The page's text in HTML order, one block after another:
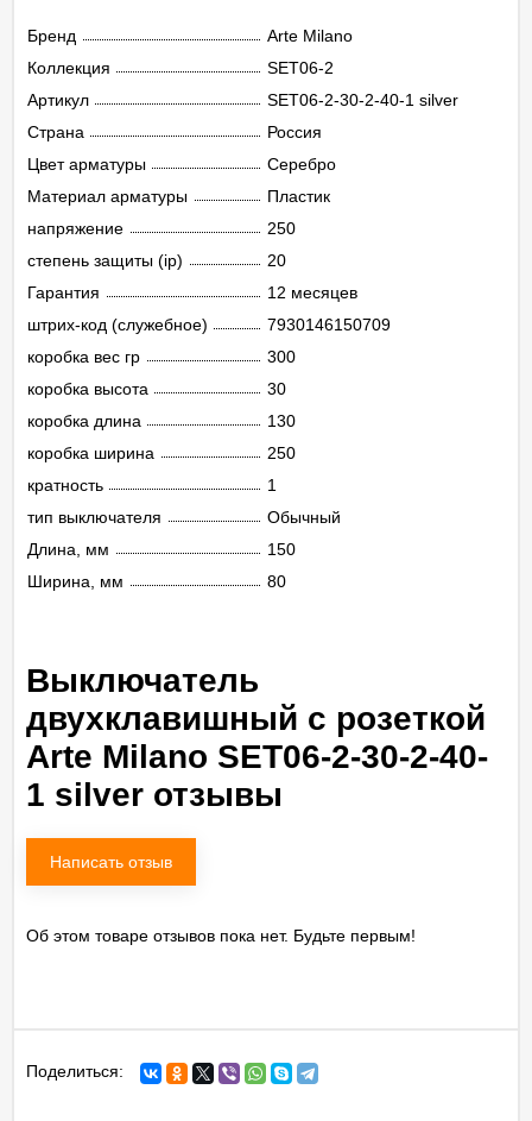
Бренд
Arte Milano
Коллекция
SET06-2
Артикул
SET06-2-30-2-40-1 silver
Страна
Россия
Цвет арматуры
Серебро
Материал арматуры
Пластик
напряжение
250
степень защиты (ip)
20
Гарантия
12 месяцев
штрих-код (служебное)
7930146150709
коробка вес гр
300
коробка высота
30
коробка длина
130
коробка ширина
250
кратность
1
тип выключателя
Обычный
Длина, мм
150
Ширина, мм
80
Выключатель
двухклавишный с розеткой
Arte Milano SET06-2-30-2-40-
1 silver отзывы
Написать отзыв
Об этом товаре отзывов пока нет. Будьте первым!
Поделиться: